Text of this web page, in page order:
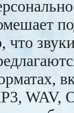
что
WAV,